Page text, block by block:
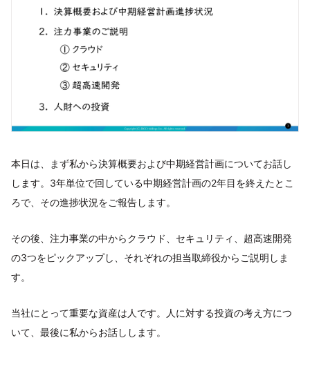
本日は、まず私から決算概要および中期経営計画についてお話し
します。3年単位で回している中期経営計画の2年目を終えたとこ
ろで、その進捗状況をご報告します。
その後、注力事業の中からクラウド、セキュリティ、超高速開発
の3つをピックアップし、それぞれの担当取締役からご説明しま
す。
当社にとって重要な資産は人です。人に対する投資の考え方につ
いて、最後に私からお話しします。